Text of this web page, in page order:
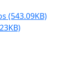
(543.09KB)